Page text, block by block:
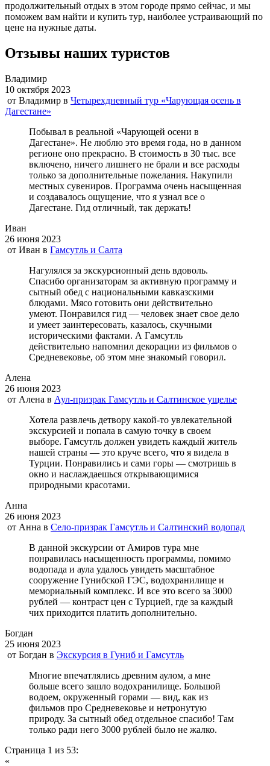
продолжительный отдых в этом городе прямо сейчас, и мы
поможем вам найти и купить тур, наиболее устраивающий по
цене на нужные даты.
Отзывы наших туристов
Владимир
10 октября 2023
от Владимир в Четырехдневный тур «Чарующая осень в
Дагестане»
Побывал в реальной «Чарующей осени в
Дагестане». Не люблю это время года, но в данном
регионе оно прекрасно. В стоимость в 30 тыс. все
включено, ничего лишнего не брали и все расходы
только за дополнительные пожелания. Накупили
местных сувениров. Программа очень насыщенная
и создавалось ощущение, что я узнал все о
Дагестане. Гид отличный, так держать!
Иван
26 июня 2023
от Иван в Гамсутль и Салта
Нагулялся за экскурсионный день вдоволь.
Спасибо организаторам за активную программу и
сытный обед с национальными кавказскими
блюдами. Мясо готовить они действительно
умеют. Понравился гид — человек знает свое дело
и умеет заинтересовать, казалось, скучными
историческими фактами. А Гамсутль
действительно напомнил декорации из фильмов о
Средневековье, об этом мне знакомый говорил.
Алена
26 июня 2023
от Алена в Аул-призрак Гамсутль и Салтинское ущелье
Хотела развлечь детвору какой-то увлекательной
экскурсией и попала в самую точку в своем
выборе. Гамсутль должен увидеть каждый житель
нашей страны — это круче всего, что я видела в
Турции. Понравились и сами горы — смотришь в
окно и наслаждаешься открывающимися
природными красотами.
Анна
26 июня 2023
от Анна в Село-призрак Гамсутль и Салтинский водопад
В данной экскурсии от Амиров тура мне
понравилась насыщенность программы, помимо
водопада и аула удалось увидеть масштабное
сооружение Гунибской ГЭС, водохранилище и
мемориальный комплекс. И все это всего за 3000
рублей — контраст цен с Турцией, где за каждый
чих приходится платить дополнительно.
Богдан
25 июня 2023
от Богдан в Экскурсия в Гуниб и Гамсутль
Многие впечатлялись древним аулом, а мне
больше всего зашло водохранилище. Большой
водоем, окруженный горами — вид, как из
фильмов про Средневековье и нетронутую
природу. За сытный обед отдельное спасибо! Там
только ради него 3000 рублей было не жалко.
Страница 1 из 53:
«